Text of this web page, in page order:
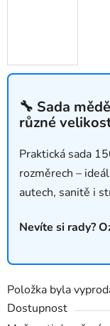
🔧 Sada
různé
Praktická sada
rozměrech –
autech, sanitě i
Nevíte si rady?
Položka byla
Dostupnost